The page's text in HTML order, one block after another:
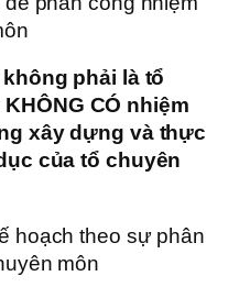
phải là tổ
CÓ nhiệm
xây dựng và thực
của tổ chuyên
hoạch theo sự phân
môn